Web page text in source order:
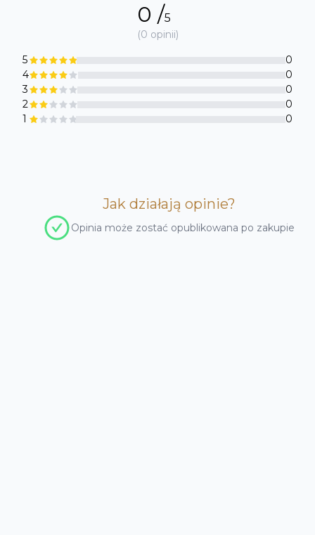
0 /5
(0 opinii)
5
0
4
0
3
0
2
0
1
0
Jak działają opinie?
Opinia może zostać opublikowana po zakupie